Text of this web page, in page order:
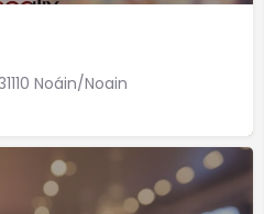
Noáin/Noain